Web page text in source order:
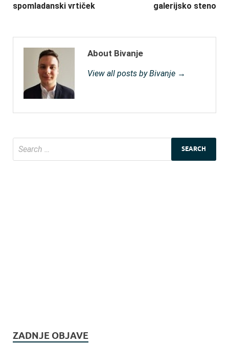
spomladanski vrtiček
galerijsko steno
About Bivanje
View all posts by Bivanje →
ZADNJE OBJAVE